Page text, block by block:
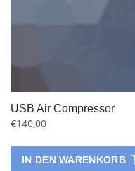
USB Air Compressor
€140,00
IN DEN WARENKORB